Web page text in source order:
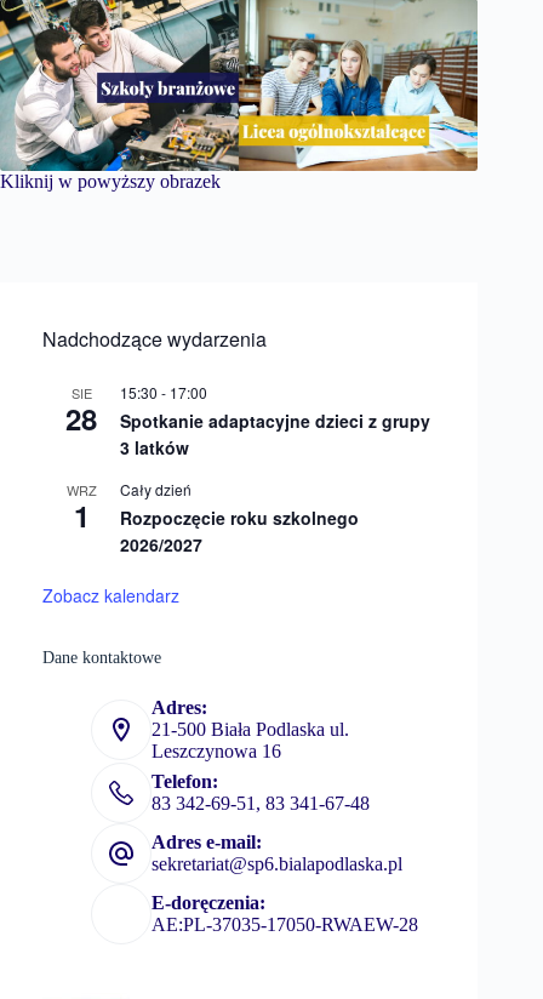
Kliknij w powyższy obrazek
Nadchodzące wydarzenia
SIE
28
15:30 - 17:00
Spotkanie adaptacyjne dzieci z grupy
3 latków
WRZ
1
Cały dzień
Rozpoczęcie roku szkolnego
2026/2027
Zobacz kalendarz
Dane kontaktowe
Adres:
21-500 Biała Podlaska ul.
Leszczynowa 16
Telefon:
83 342-69-51, 83 341-67-48
Adres e-mail:
sekretariat@sp6.bialapodlaska.pl
E-doręczenia:
AE:PL-37035-17050-RWAEW-28